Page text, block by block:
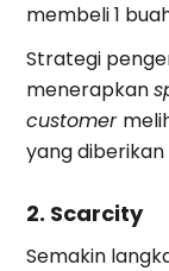
membeli 1
Strategi
menerapkan
customer
yang
2. Scarcity
Semakin